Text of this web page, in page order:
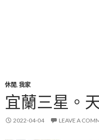
休閒, 我家
宜蘭三星。
2022-04-04 LEAVE A